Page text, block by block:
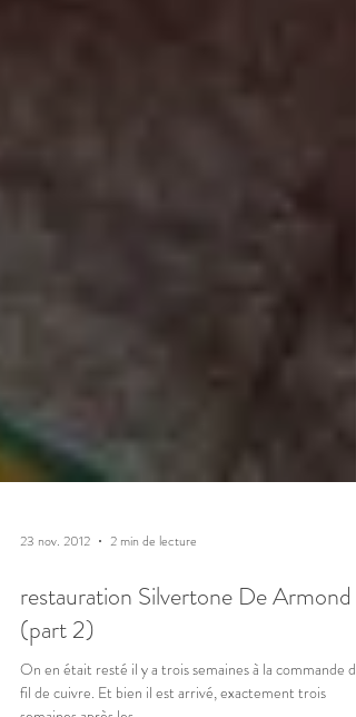
23 nov. 2012 2 min de lecture
restauration Silvertone De Armond
(part 2)